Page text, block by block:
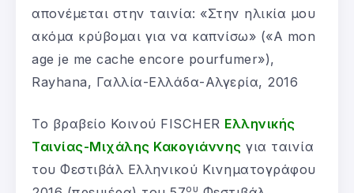
απονέμεται στην ταινία: «Στην ηλικία μου
ακόμα κρύβομαι για να καπνίσω» («A mon
age je me cache encore pourfumer»),
Rayhana, Γαλλία-Ελλάδα-Αλγερία, 2016
Το βραβείο Κοινού FISCHER Ελληνικής
Ταινίας-Μιχάλης Κακογιάννης για ταινία
του Φεστιβάλ Ελληνικού Κινηματογράφου
ου